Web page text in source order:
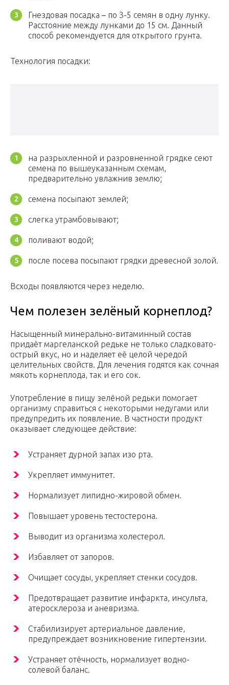
Гнездовая посадка – по 3-5 семян в одну лунку.
Расстояние между лунками до 15 см. Данный
способ рекомендуется для открытого грунта.
Технология посадки:
на разрыхленной и разровненной грядке сеют
семена по вышеуказанным схемам,
предварительно увлажнив землю;
семена посыпают землей;
слегка утрамбовывают;
поливают водой;
после посева посыпают грядки древесной золой.
Всходы появляются через неделю.
Чем полезен зелёный корнеплод?
Насыщенный минерально-витаминный состав
придаёт маргеланской редьке не только сладковато-
острый вкус, но и наделяет её целой чередой
целительных свойств. Для лечения годятся как сочная
мякоть корнеплода, так и его сок.
Употребление в пищу зелёной редьки помогает
организму справиться с некоторыми недугами или
предупредить их появление. В частности продукт
оказывает следующее действие:
Устраняет дурной запах изо рта.
Укрепляет иммунитет.
Нормализует липидно-жировой обмен.
Повышает уровень тестостерона.
Выводит из организма холестерол.
Избавляет от запоров.
Очищает сосуды, укрепляет стенки сосудов.
Предотвращает развитие инфаркта, инсульта,
атеросклероза и аневризма.
Стабилизирует артериальное давление,
предупреждает возникновение гипертензии.
Устраняет отёчность, нормализует водно-
солевой баланс.